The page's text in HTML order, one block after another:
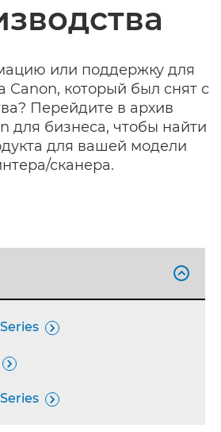
или поддержку для
Canon, который был снят с
Перейдите в архив
для бизнеса, чтобы найти
для вашей модели
сканера.



